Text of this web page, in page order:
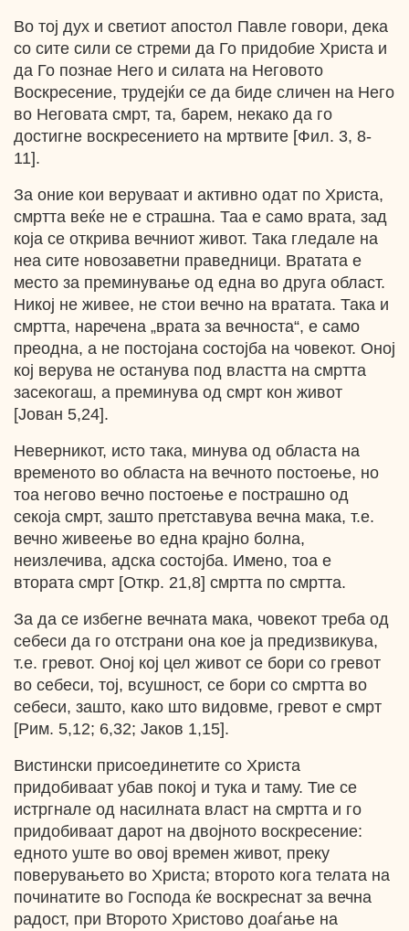
Bo тој дух и светиот апостол Павле говори, дека
со сите сили се стреми да Го придобие Христа и
да Го познае Него и силата на Неговото
Воскресение, трудејќи се да биде сличен на Него
во Неговата смрт, та, барем, некако да го
достигне воскресението на мртвите [Фил. 3, 8-
11].
За оние кои веруваат и активно одат по Христа,
смртта веќе не е страшна. Таа е само врата, зад
која се открива вечниот живот. Така гледале на
неа сите новозаветни праведници. Вратата е
место за преминување од една во друга област.
Никој не живее, не стои вечно на вратата. Така и
смртта, наречена „врата за вечноста“, е само
преодна, a не постојана состојба на човекот. Оној
кој верува не останува под властта на смртта
засекогаш, а преминува од смрт кон живот
[Јован 5,24].
Неверникот, исто така, минува од областа на
временото во областа на вечното постоење, но
тоа негово вечно постоење е пострашно од
секоја смрт, зашто претставува вечна мака, т.е.
вечно живеење во една крајно болна,
неизлечива, адска состојба. Имено, тоа е
втората смрт [Откр. 21,8] смртта по смртта.
За да се избегне вечната мака, човекот треба од
себеси да го отстрани она кое ја предизвикува,
т.е. гревот. Оној кој цел живот се бори со гревот
во себеси, тој, всушност, се бори со смртта во
себеси, зашто, како што видовме, гревот е смрт
[Рим. 5,12; 6,32; Јаков 1,15].
Вистински присоединетите со Христа
придобиваат убав покој и тука и таму. Тие се
истргнале од насилната власт на смртта и го
придобиваат дарот на двојното воскресение:
едното уште во овој времен живот, преку
поверувањето во Христа; второто кога телата на
починатите во Господа ќе воскреснат за вечна
радост, при Второто Христово доаѓање на